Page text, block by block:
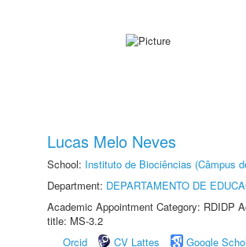
Lucas Melo Neves
School: Instituto de Biociências (Câmpus
Department: DEPARTAMENTO DE
Academic Appointment Category: RDIDP
title: MS-3.2
Orcid
CV Lattes
Google